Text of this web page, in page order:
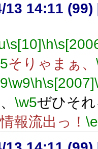
13 14:11 (99)
\s[10]\h
そりゃまぁ、
\w9\h\s[2007]
\w5ぜひそ
報流出っ！ \e